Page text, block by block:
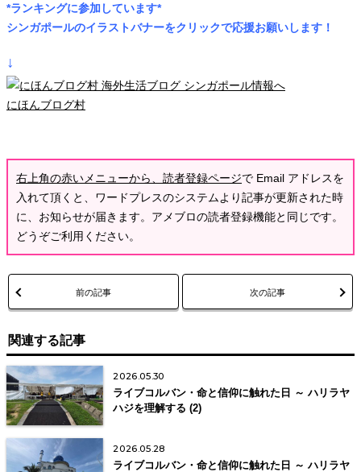
*ランキングに参加しています*
シンガポールのイラストバナーをクリックで応援お願いします！
↓
にほんブログ村
右上角の赤いメニューから、読者登録ページで Email アドレスを
入れて頂くと、ワードプレスのシステムより記事が更新された時
に、お知らせが届きます。アメブロの読者登録機能と同じです。
どうぞご利用ください。
前の記事 次の記事
関連する記事
2026.05.30
ライブコルバン・命と信仰に触れた日 ～ ハリラヤ
ハジを理解する (2)
2026.05.28
ライブコルバン・命と信仰に触れた日 ～ ハリラヤ